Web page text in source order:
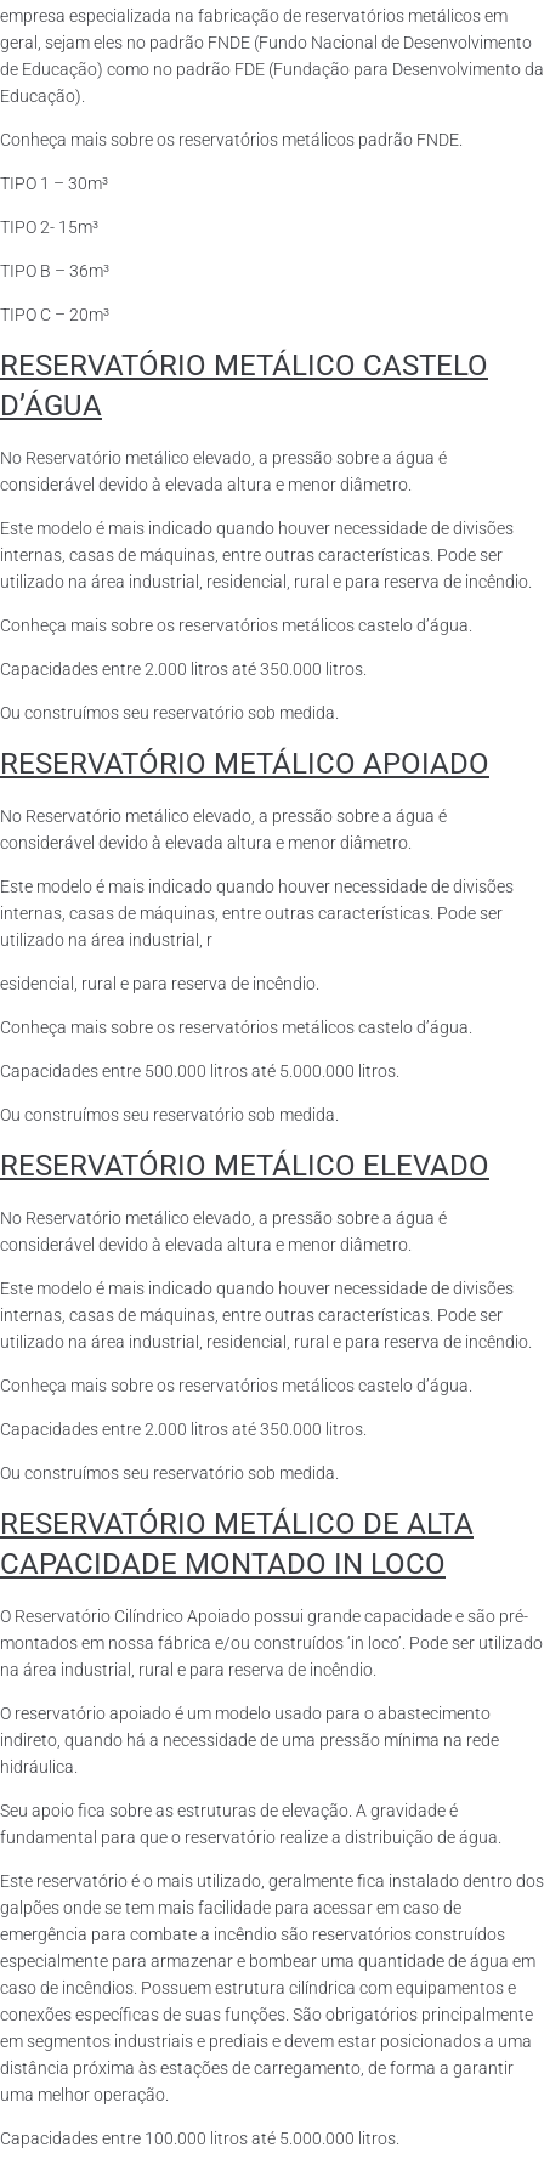
empresa especializada na fabricação de reservatórios metálicos em
geral, sejam eles no padrão FNDE (Fundo Nacional de Desenvolvimento
de Educação) como no padrão FDE (Fundação para Desenvolvimento da
Educação).
Conheça mais sobre os reservatórios metálicos padrão FNDE.
TIPO 1 – 30m³
TIPO 2- 15m³
TIPO B – 36m³
TIPO C – 20m³
RESERVATÓRIO METÁLICO CASTELO
D’ÁGUA
No Reservatório metálico elevado, a pressão sobre a água é
considerável devido à elevada altura e menor diâmetro.
Este modelo é mais indicado quando houver necessidade de divisões
internas, casas de máquinas, entre outras características. Pode ser
utilizado na área industrial, residencial, rural e para reserva de incêndio.
Conheça mais sobre os reservatórios metálicos castelo d’água.
Capacidades entre 2.000 litros até 350.000 litros.
Ou construímos seu reservatório sob medida.
RESERVATÓRIO METÁLICO APOIADO
No Reservatório metálico elevado, a pressão sobre a água é
considerável devido à elevada altura e menor diâmetro.
Este modelo é mais indicado quando houver necessidade de divisões
internas, casas de máquinas, entre outras características. Pode ser
utilizado na área industrial, r
esidencial, rural e para reserva de incêndio.
Conheça mais sobre os reservatórios metálicos castelo d’água.
Capacidades entre 500.000 litros até 5.000.000 litros.
Ou construímos seu reservatório sob medida.
RESERVATÓRIO METÁLICO ELEVADO
No Reservatório metálico elevado, a pressão sobre a água é
considerável devido à elevada altura e menor diâmetro.
Este modelo é mais indicado quando houver necessidade de divisões
internas, casas de máquinas, entre outras características. Pode ser
utilizado na área industrial, residencial, rural e para reserva de incêndio.
Conheça mais sobre os reservatórios metálicos castelo d’água.
Capacidades entre 2.000 litros até 350.000 litros.
Ou construímos seu reservatório sob medida.
RESERVATÓRIO METÁLICO DE ALTA
CAPACIDADE MONTADO IN LOCO
O Reservatório Cilíndrico Apoiado possui grande capacidade e são pré-
montados em nossa fábrica e/ou construídos ‘in loco’. Pode ser utilizado
na área industrial, rural e para reserva de incêndio.
O reservatório apoiado é um modelo usado para o abastecimento
indireto, quando há a necessidade de uma pressão mínima na rede
hidráulica.
Seu apoio fica sobre as estruturas de elevação. A gravidade é
fundamental para que o reservatório realize a distribuição de água.
Este reservatório é o mais utilizado, geralmente fica instalado dentro dos
galpões onde se tem mais facilidade para acessar em caso de
emergência para combate a incêndio são reservatórios construídos
especialmente para armazenar e bombear uma quantidade de água em
caso de incêndios. Possuem estrutura cilíndrica com equipamentos e
conexões específicas de suas funções. São obrigatórios principalmente
em segmentos industriais e prediais e devem estar posicionados a uma
distância próxima às estações de carregamento, de forma a garantir
uma melhor operação.
Capacidades entre 100.000 litros até 5.000.000 litros.